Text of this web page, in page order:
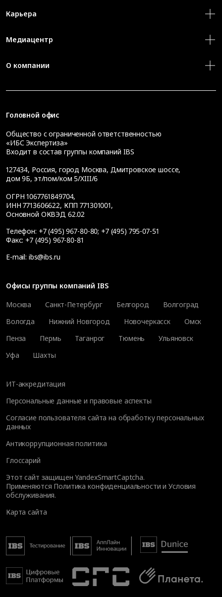
Карьера
Медиацентр
О компании
Головной офис
Общество с ограниченной ответственностью
«ИБС Экспертиза»
Входит в состав группы компаний IBS
127434, Россия, город Москва, Дмитровское шоссе,
дом 9Б, эт/пом/ком 5/XIII/6
ОГРН 1067761849704,
ИНН 7713606622, КПП 771301001,
Основной ОКВЭД 62.02
Телефон: +7 (495) 967-80-80; +7 (495) 795-07-51
Факс: +7 (495) 967-80-81
E-mail: ibs@ibs.ru
Офисы группы компаний IBS
Москва
Санкт-Петербург Белгород
Волгоград
Вологда
Нижний Новгород Новочеркасск
Омск
Пенза
Пермь Таганрог Тюмень
Ульяновск
Уфа
Шахты
ИТ-аккредитация
Персональные данные и правовые аспекты
Согласие пользователя сайта на обработку персональных
данных
Антикоррупционная политика
Глоссарий
Этот сайт защищен YandexSmartCaptcha.
Применяются Политика конфиденциальности иУсловия
обслуживания.
Карта сайта